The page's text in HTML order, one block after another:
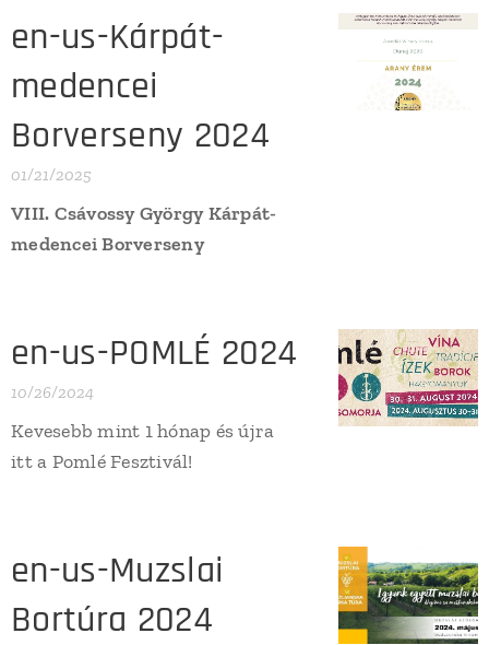
en-us-Kárpát-
medencei
Borverseny 2024
01/21/2025
VIII. Csávossy György Kárpát-
medencei Borverseny
en-us-POMLÉ 2024
10/26/2024
Kevesebb mint 1 hónap és újra
itt a Pomlé Fesztivál!
en-us-Muzslai
Bortúra 2024